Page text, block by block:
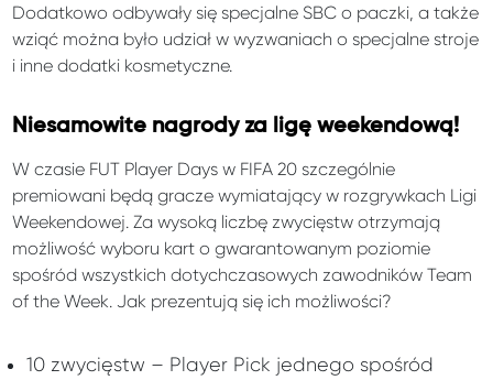
Dodatkowo odbywały się specjalne SBC o paczki, a także
wziąć można było udział w wyzwaniach o specjalne stroje
i inne dodatki kosmetyczne.
Niesamowite nagrody za ligę weekendową!
W czasie FUT Player Days w FIFA 20 szczególnie
premiowani będą gracze wymiatający w rozgrywkach Ligi
Weekendowej. Za wysoką liczbę zwycięstw otrzymają
możliwość wyboru kart o gwarantowanym poziomie
spośród wszystkich dotychczasowych zawodników Team
of the Week. Jak prezentują się ich możliwości?
10 zwycięstw – Player Pick jednego spośród